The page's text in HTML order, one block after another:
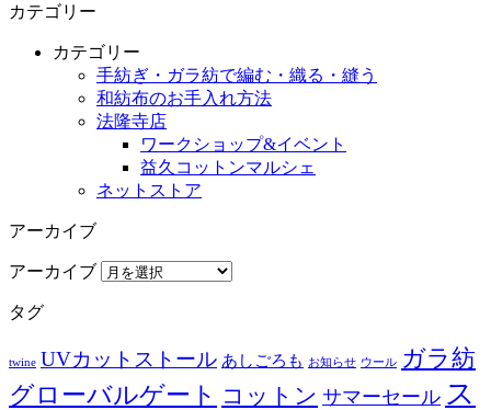
カテゴリー
カテゴリー
手紡ぎ・ガラ紡で編む・織る・縫う
和紡布のお手入れ方法
法隆寺店
ワークショップ&イベント
益久コットンマルシェ
ネットストア
アーカイブ
アーカイブ
タグ
twine UVカットストール あしごろも お知らせ ウール ガラ紡
グローバルゲート コットン サマーセール ス